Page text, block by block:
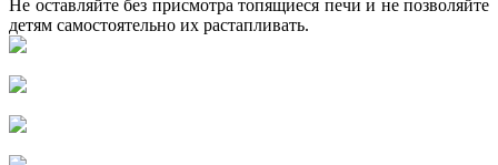
Не оставляйте без присмотра топящиеся печи и не позволяйте
детям самостоятельно их растапливать.